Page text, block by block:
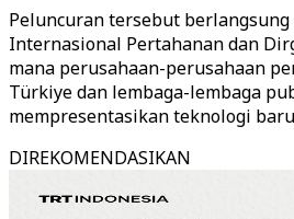
Peluncuran tersebut berlangsung
Internasional Pertahanan dan
mana perusahaan-perusahaan
Türkiye dan lembaga-lembaga
mempresentasikan teknologi
DIREKOMENDASIKAN